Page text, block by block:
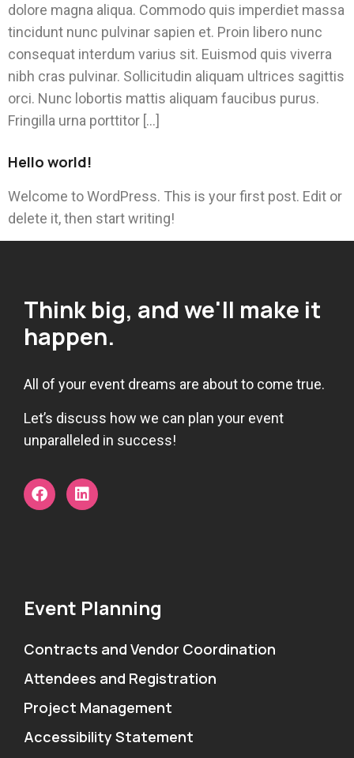
dolore magna aliqua. Commodo quis imperdiet massa
tincidunt nunc pulvinar sapien et. Proin libero nunc
consequat interdum varius sit. Euismod quis viverra
nibh cras pulvinar. Sollicitudin aliquam ultrices sagittis
orci. Nunc lobortis mattis aliquam faucibus purus.
Fringilla urna porttitor […]
Hello world!
Welcome to WordPress. This is your first post. Edit or
delete it, then start writing!
Think big, and we'll make it
happen.
All of your event dreams are about to come true.
Let’s discuss how we can plan your event
unparalleled in success!
Event Planning
Contracts and Vendor Coordination
Attendees and Registration
Project Management
Accessibility Statement